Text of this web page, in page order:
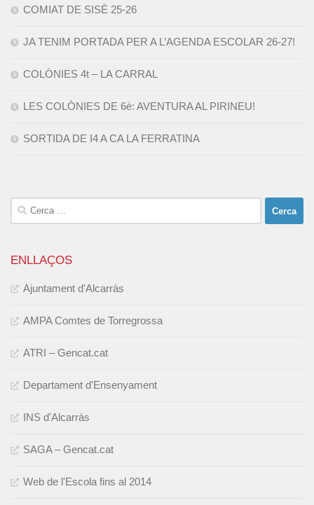
COMIAT DE SISÈ 25-26
JA TENIM PORTADA PER A L’AGENDA ESCOLAR 26-27!
COLÒNIES 4t – LA CARRAL
LES COLÒNIES DE 6è: AVENTURA AL PIRINEU!
SORTIDA DE I4 A CA LA FERRATINA
Cerca:
ENLLAÇOS
Ajuntament d'Alcarràs
AMPA Comtes de Torregrossa
ATRI – Gencat.cat
Departament d'Ensenyament
INS d'Alcarràs
SAGA – Gencat.cat
Web de l'Escola fins al 2014